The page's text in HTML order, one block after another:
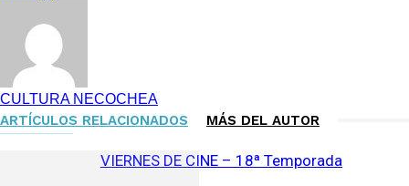
CULTURA NECOCHEA
ARTÍCULOS RELACIONADOS MÁS DEL AUTOR
VIERNES DE CINE – 18ª Temporada